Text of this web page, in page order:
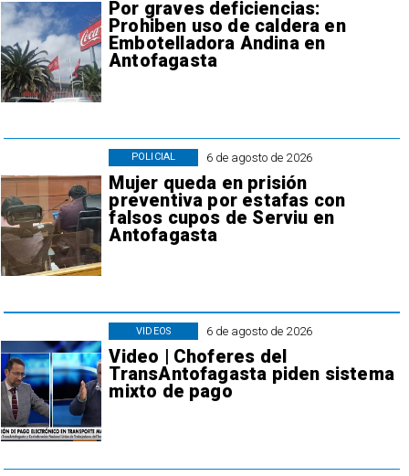
Por graves deficiencias:
Prohiben uso de caldera en
Embotelladora Andina en
Antofagasta
6 de agosto de 2026
Mujer queda en prisión
preventiva por estafas con
falsos cupos de Serviu en
Antofagasta
POLICIAL
6 de agosto de 2026
Video | Choferes del
TransAntofagasta piden sistema
mixto de pago
VIDEOS